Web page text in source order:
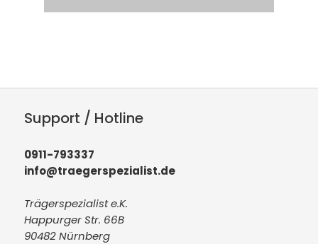
Support / Hotline
0911-793337
info@traegerspezialist.de
Trägerspezialist e.K.
Happurger Str. 66B
90482 Nürnberg